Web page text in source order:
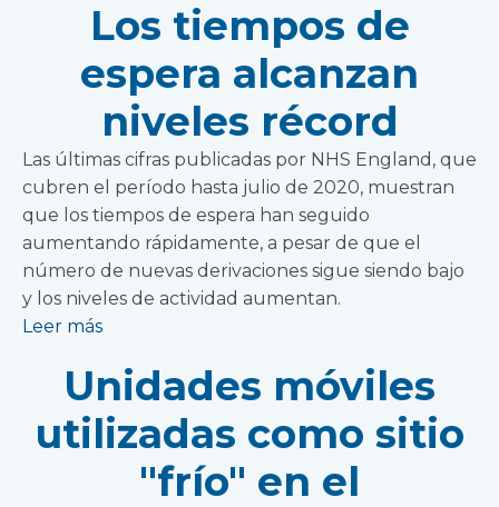
Los tiempos de
espera alcanzan
niveles récord
Las últimas cifras publicadas por NHS England, que
cubren el período hasta julio de 2020, muestran
que los tiempos de espera han seguido
aumentando rápidamente, a pesar de que el
número de nuevas derivaciones sigue siendo bajo
y los niveles de actividad aumentan.
Leer más
Unidades móviles
utilizadas como sitio
"frío" en el